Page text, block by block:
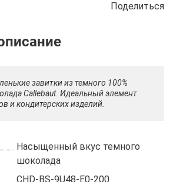
Поделиться
Рецепты
завитки из темного 100%
Callebaut. Идеальный элемент
и кондитерских изделий.
Насыщенный вкус темного
шоколада
CHD-BS-9U48-E0-200